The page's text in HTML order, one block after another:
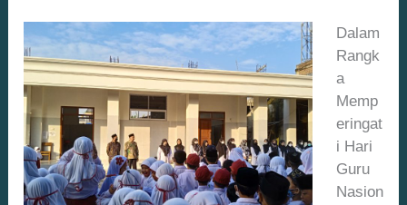
Dalam
Rangk
A
Memp
Eringat
I Hari
Guru
Nasion